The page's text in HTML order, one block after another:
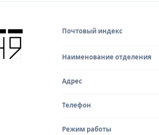
Почтовый индекс
Наименование отделения
Адрес
Телефон
Режим работы
Источник данных